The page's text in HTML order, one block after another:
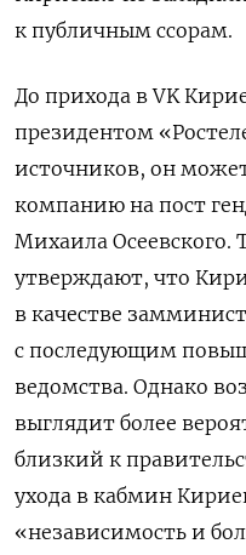
к публичным ссорам.
До прихода в VK
президентом
источников, он
компанию на пост
Михаила Осеевского.
утверждают, что
в качестве
с последующим
ведомства. Однако
выглядит более
близкий к
ухода в кабмин
«независимость и